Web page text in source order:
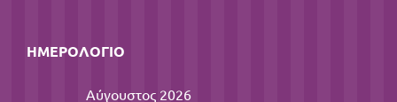
ΗΜΕΡΟΛΌΓΙΟ
Αύγουστος 2026